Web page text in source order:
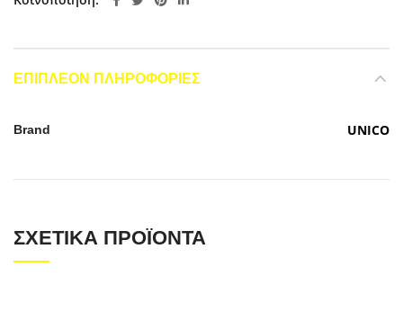
ΕΠΙΠΛΈΟΝ ΠΛΗΡΟΦΟΡΊΕΣ
Brand UNICO
ΣΧΕΤΙΚΆ ΠΡΟΪΌΝΤΑ